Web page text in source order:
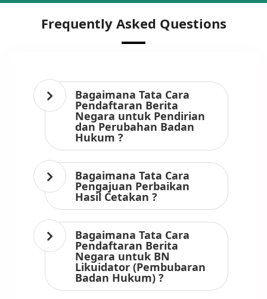
Frequently Asked Questions
Bagaimana Tata Cara
Pendaftaran Berita
Negara untuk Pendirian
dan Perubahan Badan
Hukum ?
Bagaimana Tata Cara
Pengajuan Perbaikan
Hasil Cetakan ?
Bagaimana Tata Cara
Pendaftaran Berita
Negara untuk BN
Likuidator (Pembubaran
Badan Hukum) ?